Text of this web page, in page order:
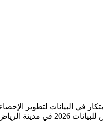
الموافق 11 مايو 2026 جلسة حوارية
استعدادات المملكة العربية